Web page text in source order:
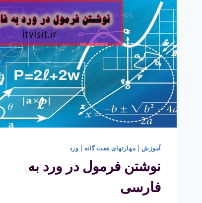
آموزش مهارتهای هفت گانه ورد
نوشتن فرمول در ورد به
فارسی